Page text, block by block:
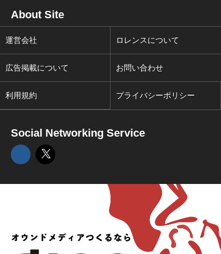
About Site
運営会社 ロレンスについて
広告掲載について お問い合わせ
利用規約 プライバシーポリシー
Social Networking Service